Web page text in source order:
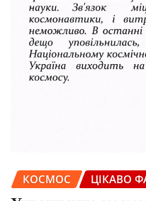
КОСМОС ЦІКАВО